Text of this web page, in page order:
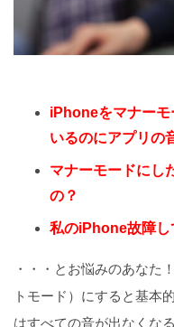
iPhoneをマナーモ
いるのにアプリの
マナーモードにし
の？
私のiPhone故障し
・・・とお悩みのあなた
トモード）にすると基本
はすべての音が出なくな